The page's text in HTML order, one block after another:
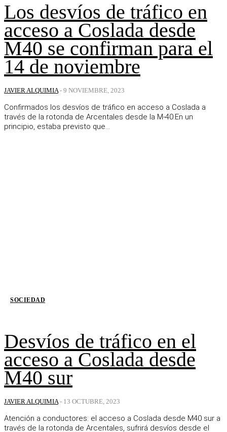
Los desvíos de tráfico en
acceso a Coslada desde
M40 se confirman para el
14 de noviembre
JAVIER ALQUIMIA - 9 NOVIEMBRE, 2023
Confirmados los desvíos de tráfico en acceso a Coslada a
través de la rotonda de Arcentales desde la M-40.En un
principio, estaba previsto que...
SOCIEDAD
Desvíos de tráfico en el
acceso a Coslada desde
M40 sur
JAVIER ALQUIMIA - 13 OCTUBRE, 2023
Atención a conductores: el acceso a Coslada desde M40 sur a
través de la rotonda de Arcentales, sufrirá desvíos desde el